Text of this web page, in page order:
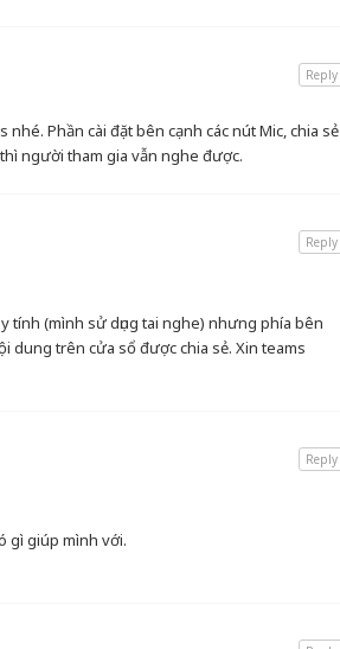
Phần cài đặt bên cạnh các nút Mic, chia sẻ
người tham gia vẫn nghe được.
Reply
tính (mình sử dụng tai nghe) nhưng phía bên
dung trên cửa sổ được chia sẻ. Xin teams
Reply
gì giúp mình với.
Reply